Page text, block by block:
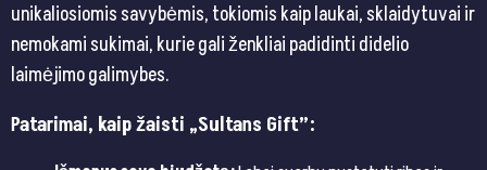
unikaliosiomis savybėmis, tokiomis kaip laukai, sklaidytuvai ir
nemokami sukimai, kurie gali ženkliai padidinti didelio
laimėjimo galimybes.
Patarimai, kaip žaisti „Sultans Gift”: